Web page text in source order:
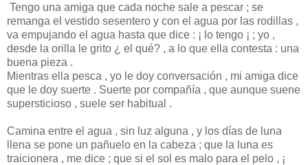
Tengo una amiga que cada noche sale a pescar ; se
remanga el vestido sesentero y con el agua por las rodillas ,
va empujando el agua hasta que dice : ¡ lo tengo ¡ ; yo ,
desde la orilla le grito ¿ el qué? , a lo que ella contesta : una
buena pieza .
Mientras ella pesca , yo le doy conversación , mi amiga dice
que le doy suerte . Suerte por compañía , que aunque suene
supersticioso , suele ser habitual .
Camina entre el agua , sin luz alguna , y los días de luna
llena se pone un pañuelo en la cabeza ; que la luna es
traicionera , me dice ; que si el sol es malo para el pelo , ¡